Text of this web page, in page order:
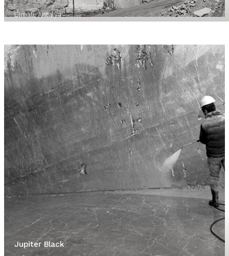
Elmalı, Antalya
Jupiter Black